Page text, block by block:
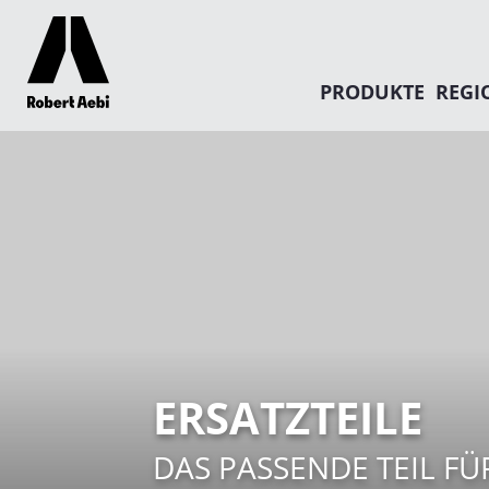
PRODUKTE
ERSATZTEILE
DAS PASSENDE TEIL